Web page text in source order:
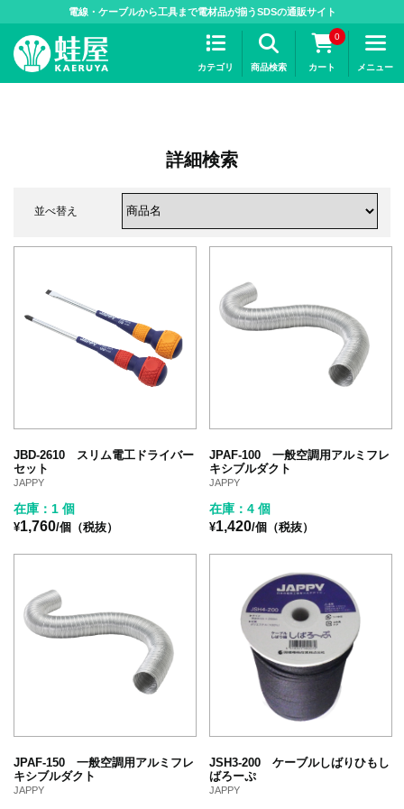
電線・ケーブルから工具まで電材品が揃うSDSの通販サイト
カテゴリ 商品検索
0
カート メニュー
詳細検索
並べ替え
JBD-2610 スリム電工ドライバー
セット
JAPPY
在庫：1 個
¥1,760/個（税抜）
JPAF-100 一般空調用アルミフレ
キシブルダクト
JAPPY
在庫：4 個
¥1,420/個（税抜）
JPAF-150 一般空調用アルミフレ
キシブルダクト
JAPPY
JSH3-200 ケーブルしばりひもし
ばろーぷ
JAPPY